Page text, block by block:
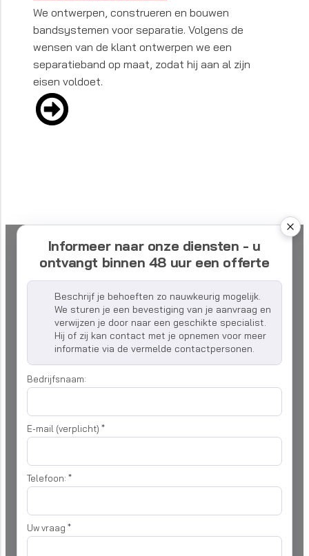
We ontwerpen, construeren en bouwen
bandsystemen voor separatie. Volgens de
wensen van de klant ontwerpen we een
separatieband op maat, zodat hij aan al zijn
eisen voldoet.
Informeer naar onze diensten - u
ontvangt binnen 48 uur een offerte
Beschrijf je behoeften zo nauwkeurig mogelijk.
We sturen je een bevestiging van je aanvraag en
verwijzen je door naar een geschikte specialist.
Hij of zij kan contact met je opnemen voor meer
informatie via de vermelde contactpersonen.
Bedrijfsnaam:
E-mail (verplicht) *
Telefoon: *
Uw vraag *